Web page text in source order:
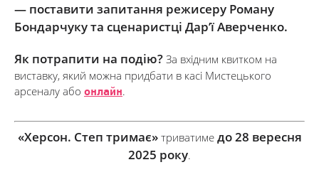
— поставити запитання режисеру Роману
Бондарчуку та сценаристці Дар’ї Аверченко.
Як потрапити на подію? За вхідним квитком на
виставку, який можна придбати в касі Мистецького
арсеналу або онлайн.
«Херсон. Степ тримає»триватиме до 28 вересня
2025 року.